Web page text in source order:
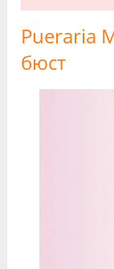
Pueraria
бюст